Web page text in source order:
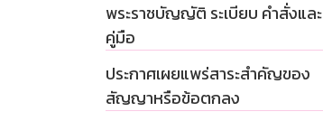
พระราชบัญญัติ ระเบียบ คำสั่งและ
คู่มือ
ประกาศเผยแพร่สาระสำคัญของ
สัญญาหรือข้อตกลง